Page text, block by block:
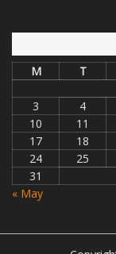
M
T
3
4
10
11
17
18
24
25
31
« May